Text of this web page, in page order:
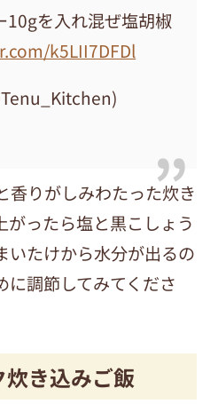
10gを入れ混ぜ塩胡椒
k5LII7DFDl
香りがしみわたった炊き
がったら塩と黒こしょう
たけから水分が出るの
に調節してみてくださ
き込みご飯